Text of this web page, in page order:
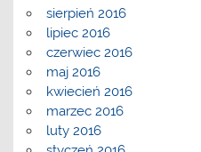
sierpień 2016
lipiec 2016
czerwiec 2016
maj 2016
kwiecień 2016
marzec 2016
luty 2016